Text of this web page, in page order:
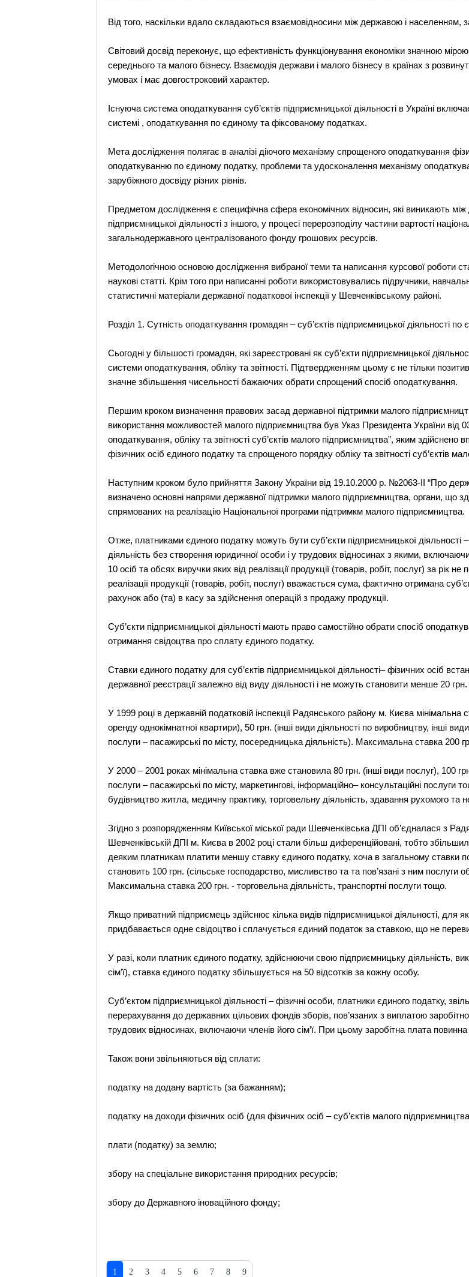
Від того, наскільки вдало складаються взаємовідносини між державою і населенням,
Світовий досвід переконує, що ефективність функціонування економіки значною
середнього та малого бізнесу. Взаємодія держави і малого бізнесу в країнах з
умовах і має довгостроковий характер.
Існуюча система оподаткування суб’єктів підприємницької діяльності в Україні
системі , оподаткування по єдиному та фіксованому податках.
Мета дослідження полягає в аналізі діючого механізму спрощеного оподаткування
оподаткуванню по єдиному податку, проблеми та удосконалення механізму
зарубіжного досвіду різних рівнів.
Предметом дослідження є специфічна сфера економічних відносин, які виникають
підприємницької діяльності з іншого, у процесі перерозподілу частини вартості
загальнодержавного централізованого фонду грошових ресурсів.
Методологічною основою дослідження вибраної теми та написання курсової роботи
наукові статті. Крім того при написанні роботи використовувались підручники,
статистичні матеріали державної податкової інспекції у Шевченківському районі.
Розділ 1. Сутність оподаткування громадян – суб’єктів підприємницької діяльності
Сьогодні у більшості громадян, які зареєстровані як суб’єкти підприємницької
системи оподаткування, обліку та звітності. Підтвердженням цьому є не тільки
значне збільшення чисельності бажаючих обрати спрощений спосіб оподаткування.
Першим кроком визначення правових засад державної підтримки малого
використання можливостей малого підприємництва був Указ Президента України
оподаткування, обліку та звітності суб’єктів малого підприємництва”, яким
фізичних осіб єдиного податку та спрощеного порядку обліку та звітності суб’єктів
Наступним кроком було прийняття Закону України від 19.10.2000 р. №2063-ІІ “Про
визначено основні напрями державної підтримки малого підприємництва, органи, що
спрямованих на реалізацію Національної програми підтримкм малого підприємництва.
Отже, платниками єдиного податку можуть бути суб’єкти підприємницької діяльності
діяльність без створення юридичної особи і у трудових відносинах з якими,
10 осіб та обсях виручки яких від реалізації продукції (товарів, робіт, послуг) за
реалізації продукції (товарів, робіт, послуг) вважається сума, фактично отримана
рахунок або (та) в касу за здійснення операцій з продажу продукції.
Суб’єкти підприємницької діяльності мають право самостійно обрати спосіб
отримання свідоцтва про сплату єдиного податку.
Ставки єдиного податку для суб’єктів підприємницької діяльності– фізичних осіб
державної реєстрації залежно від виду діяльності і не можуть становити менше 20
У 1999 році в державній податковій інспекції Радянського району м. Києва
оренду однокімнатної квартири), 50 грн. (інші види діяльності по виробництву, інші
послуги – пасажирські по місту, посередницька діяльність). Максимальна ставка 200
У 2000 – 2001 роках мінімальна ставка вже становила 80 грн. (інші види послуг), 100
послуги – пасажирські по місту, маркетингові, інформаційно– консультаційні
будівництво житла, медичну практику, торговельну діяльність, здавання рухомого та
Згідно з розпорядженням Київської міської ради Шевченківська ДПІ об’єдналася з
Шевченківській ДПІ м. Києва в 2002 році стали більш диференційовані, тобто
деяким платникам платити меншу ставку єдиного податку, хоча в загальному ставки
становить 100 грн. (сільське господарство, мисливство та та пов’язані з ним
Максимальна ставка 200 грн. - торговельна діяльність, транспортні послуги тощо.
Якщо приватний підприємець здійснює кілька видів підприємницької діяльності, для
придбавається одне свідоцтво і сплачується єдиний податок за ставкою, що не
У разі, коли платник єдиного податку, здійснюючи свою підприємницьку діяльність,
сім’ї), ставка єдиного податку збільшується на 50 відсотків за кожну особу.
Суб’єктом підприємницької діяльності – фізичні особи, платники єдиного податку,
перерахування до державних цільових фондів зборів, пов’язаних з виплатою
трудових відносинах, включаючи членів його сім’ї. При цьому заробітна плата
Також вони звільняються від сплати:
податку на додану вартість (за бажанням);
податку на доходи фізичних осіб (для фізичних осіб – суб’єктів малого
плати (податку) за землю;
збору на спеціальне використання природних ресурсів;
збору до Державного іноваційного фонду;
1 2 3 4 5 6 7 8 9